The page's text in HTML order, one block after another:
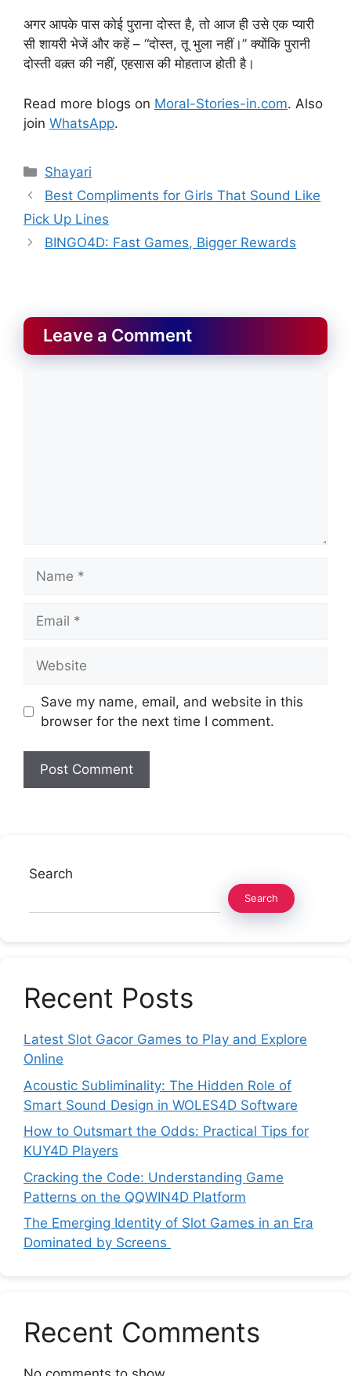
अगर आपके पास कोई पुराना दोस्त है, तो आज ही उसे एक प्यारी
सी शायरी भेजें और कहें – “दोस्त, तू भुला नहीं।” क्योंकि पुरानी
दोस्ती वक़्त की नहीं, एहसास की मोहताज होती है।
Read more blogs on Moral-Stories-in.com. Also
join WhatsApp.
Categories
Shayari
Best Compliments for Girls That Sound Like
Pick Up Lines
BINGO4D: Fast Games, Bigger Rewards
Leave a Comment
Save my name, email, and website in this
browser for the next time I comment.
Search
Search
Recent Posts
Latest Slot Gacor Games to Play and Explore
Online
Acoustic Subliminality: The Hidden Role of
Smart Sound Design in WOLES4D Software
How to Outsmart the Odds: Practical Tips for
KUY4D Players
Cracking the Code: Understanding Game
Patterns on the QQWIN4D Platform
The Emerging Identity of Slot Games in an Era
Dominated by Screens
Recent Comments